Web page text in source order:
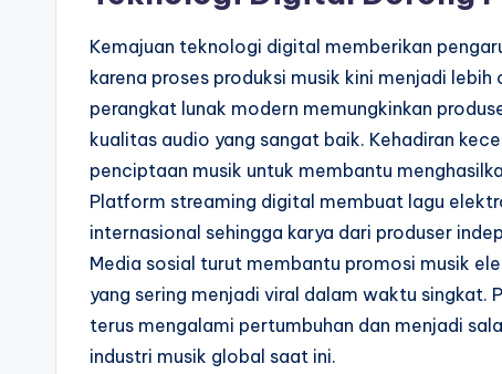
Kemajuan teknologi digital memberikan
karena proses produksi musik kini menjadi
perangkat lunak modern memungkinkan
kualitas audio yang sangat baik. Kehadiran
penciptaan musik untuk membantu
Platform streaming digital membuat lagu
internasional sehingga karya dari produser
Media sosial turut membantu promosi musik
yang sering menjadi viral dalam waktu
terus mengalami pertumbuhan dan menjadi
industri musik global saat ini.